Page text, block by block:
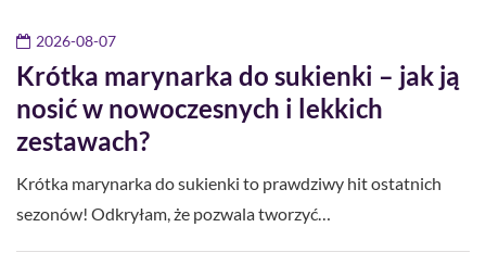
2026-08-07
Krótka marynarka do sukienki – jak ją
nosić w nowoczesnych i lekkich
zestawach?
Krótka marynarka do sukienki to prawdziwy hit ostatnich
sezonów! Odkryłam, że pozwala tworzyć…